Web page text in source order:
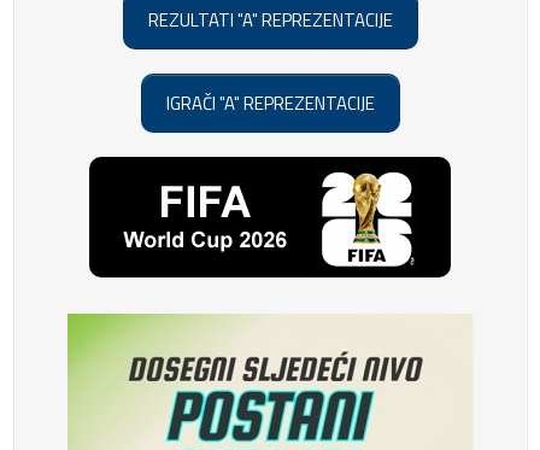
REZULTATI "A" REPREZENTACIJE
IGRAČI "A" REPREZENTACIJE